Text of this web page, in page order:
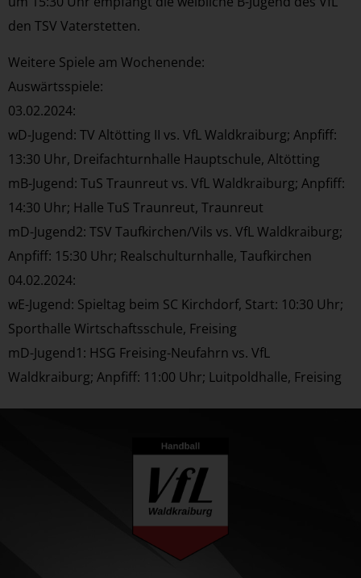
den TSV Vaterstetten.
Weitere Spiele am Wochenende:
Auswärtsspiele:
03.02.2024:
wD-Jugend: TV Altötting II vs. VfL Waldkraiburg; Anpfiff:
13:30 Uhr, Dreifachturnhalle Hauptschule, Altötting
mB-Jugend: TuS Traunreut vs. VfL Waldkraiburg; Anpfiff:
14:30 Uhr; Halle TuS Traunreut, Traunreut
mD-Jugend2: TSV Taufkirchen/Vils vs. VfL Waldkraiburg;
Anpfiff: 15:30 Uhr; Realschulturnhalle, Taufkirchen
04.02.2024:
wE-Jugend: Spieltag beim SC Kirchdorf, Start: 10:30 Uhr;
Sporthalle Wirtschaftsschule, Freising
mD-Jugend1: HSG Freising-Neufahrn vs. VfL
Waldkraiburg; Anpfiff: 11:00 Uhr; Luitpoldhalle, Freising